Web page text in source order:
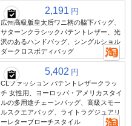
2,191 円
広州高級版皇太后ワニ柄の脇下バッグ、
サターンクラシックパテントレザー、光
沢のあるハンドバッグ、シングルショル
ダークロスボディバッグ
5,402 円
CLファッション パテントレザークラッ
チ 女性用、ヨーロッパ・アメリカスタイ
ルの多用途チェーンバッグ、高級スモー
ルスクエアバッグ、ライトラグジュアリ
ーレターブローチスタイル